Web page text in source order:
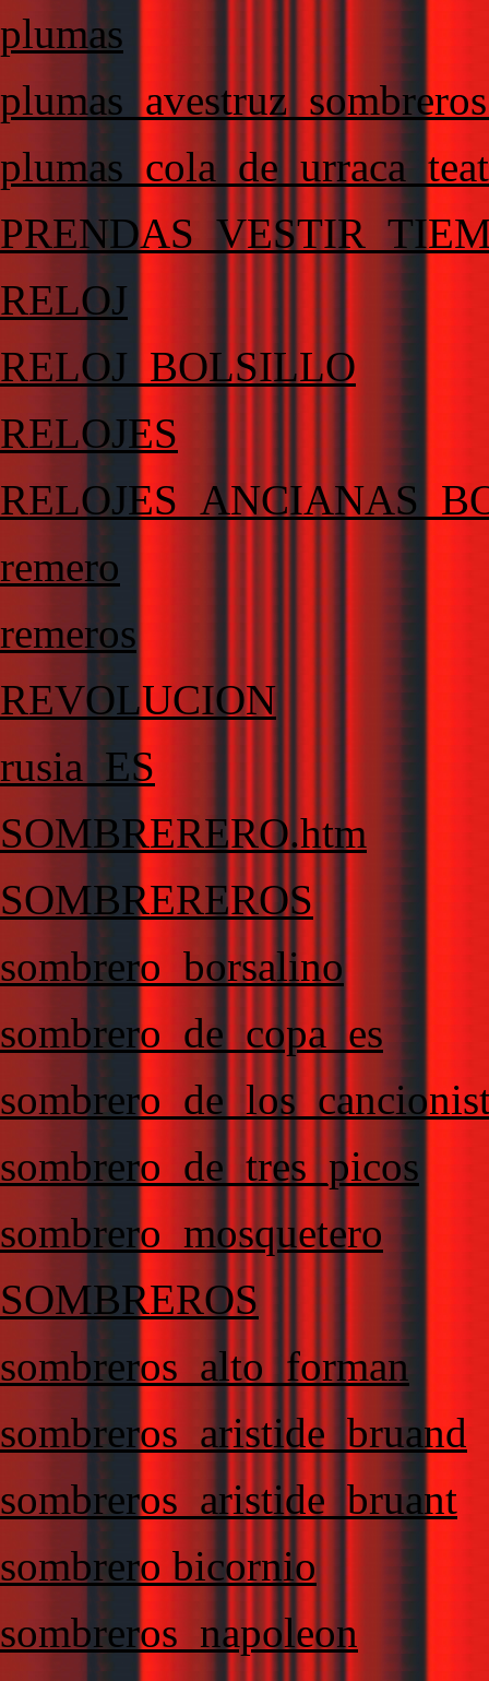
plumas
RELOJ
RELOJ_BOLSILLO
RELOJES
remero
remeros
REVOLUCION
rusia_ES
SOMBRERERO.htm
SOMBREREROS
sombrero_borsalino
sombrero_de_copa_es
sombrero_de_tres_picos
sombrero_mosquetero
SOMBREROS
sombreros_alto_forman
sombreros_aristide_bruand
sombreros_aristide_bruant
sombrero bicornio
sombreros_napoleon